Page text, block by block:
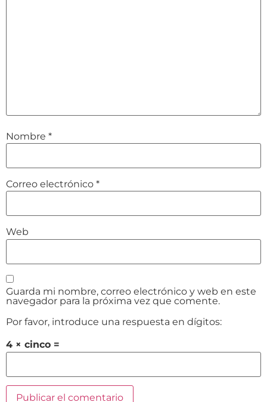
Nombre *
Correo electrónico *
Web
Guarda mi nombre, correo electrónico y web en este
navegador para la próxima vez que comente.
Por favor, introduce una respuesta en dígitos:
4 × cinco =